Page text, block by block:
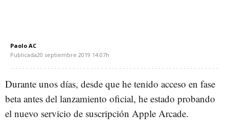
Paolo AC
Publicada20 septiembre 2019 14:07h
Durante unos días, desde que he tenido acceso en fase
beta antes del lanzamiento oficial, he estado probando
el nuevo servicio de suscripción Apple Arcade.